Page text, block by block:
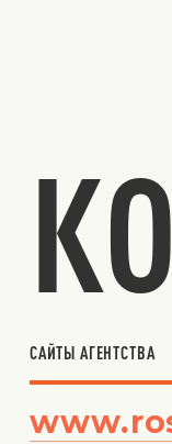
САЙТЫ АГЕНТСТВА